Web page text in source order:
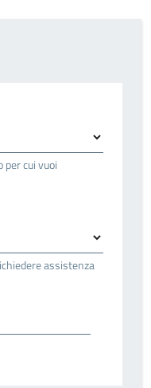
per cui vuoi
assistenza